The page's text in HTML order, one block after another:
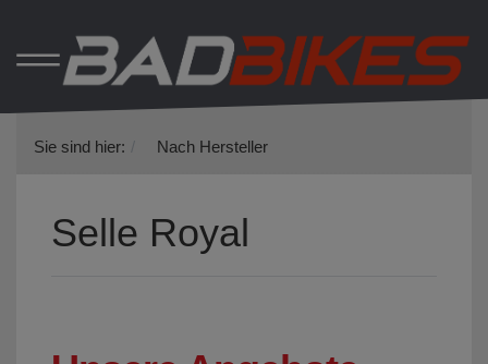
Sie sind hier: Nach Hersteller
Selle Royal